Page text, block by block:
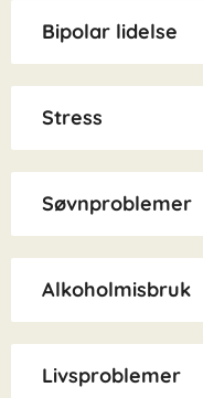
Bipolar lidelse
Stress
Søvnproblemer
Alkoholmisbruk
Livsproblemer